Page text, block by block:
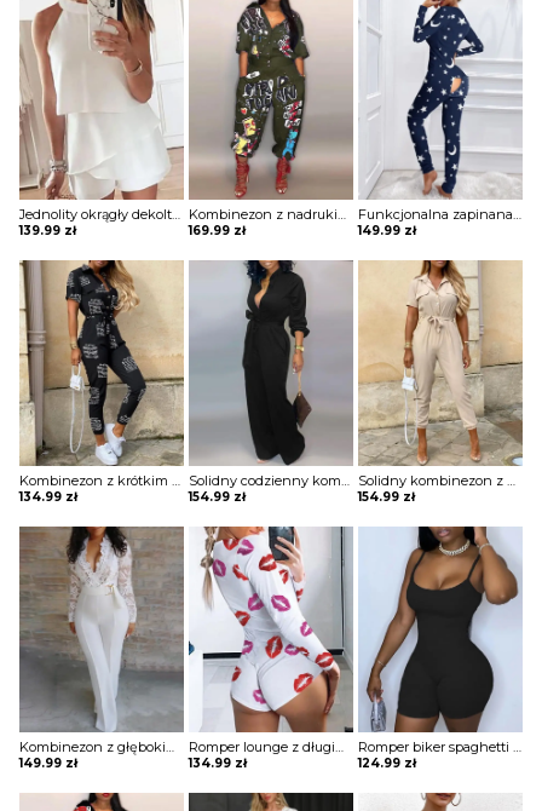
Jednolity okrągły dekolt ruffles casual romper kombinezon Yanina
139.99 zł
Kombinezon z nadrukiem latarni kreskówek Eliana
169.99 zł
Funkcjonalna zapinana na guziki piżama dla dorosłych z nadrukiem gwiazdy księżyca kombinezon Annamarie
149.99 zł
Kombinezon z krótkim rękawem nadrukiem literowym Apostolia
134.99 zł
Solidny codzienny kombinezon z kieszenią na guziki Eisine
154.99 zł
Solidny kombinezon z krótkim rękawem zapinany na guziki Lilia
154.99 zł
Kombinezon z głębokim dekoltem i koronką Fenna
149.99 zł
Romper lounge z długim rękawem nadrukiem ust kombinezon Wesseline
134.99 zł
Romper biker spaghetti strap kombinezon Chadia
124.99 zł